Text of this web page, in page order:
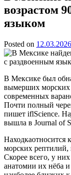
возрастом
языком
Posted on 12.03.2026
В Мексике был
вымерших морских
современных
Почти полный
пишет iflScience.
вышла в Journal of
Находкаотносится
морских рептилий,
Скорее всего, у
анатомии их нёба и